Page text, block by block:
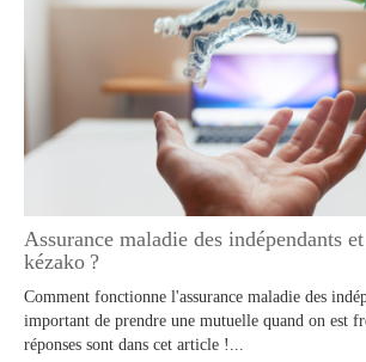
Assurance maladie des indépendants
kézako ?
Comment fonctionne l'assurance maladie des
important de prendre une mutuelle quand on est
réponses sont dans cet article !...